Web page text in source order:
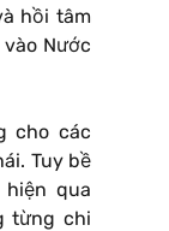
hồi tâm
Nước
cho các
Tuy bề
qua
từng chi